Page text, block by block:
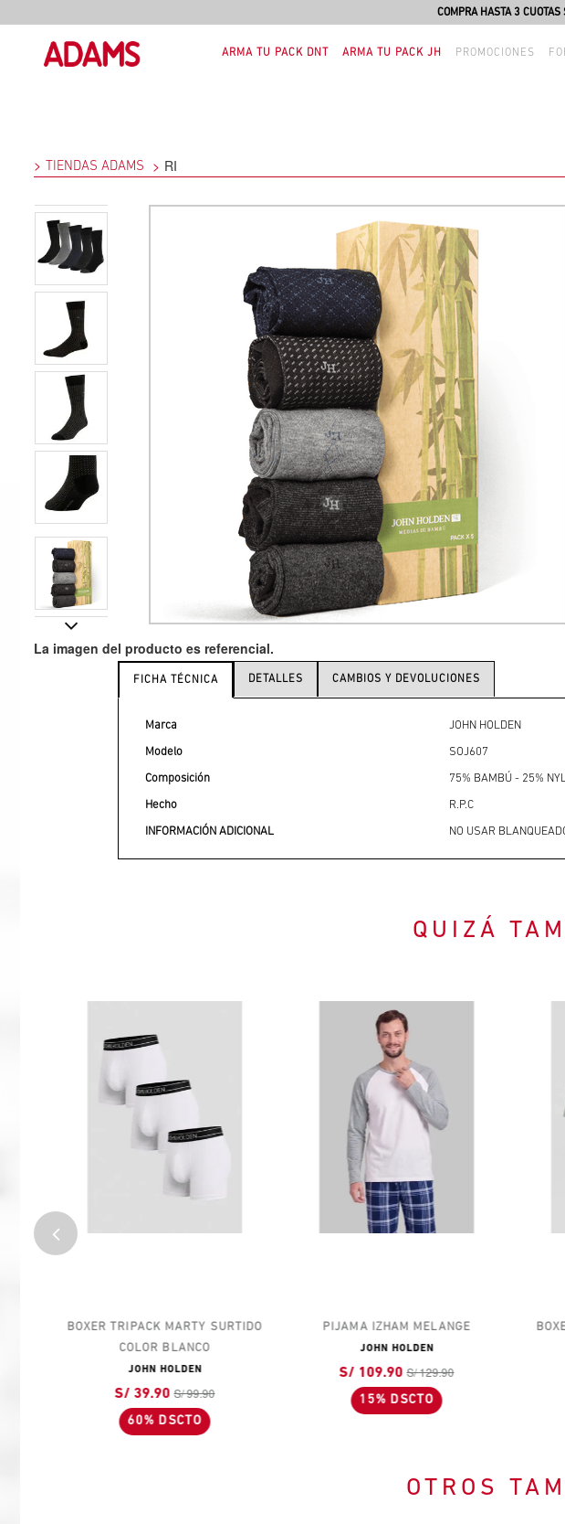
COMPRA HASTA 3
ARMA TU PACK DNT ARMA TU PACK JH PROMOCIONES
TIENDAS ADAMS RI
FICHA TÉCNICA DETALLES CAMBIOS Y DEVOLUCIONES
Marca JOHN HOLDEN
Modelo SOJ607
Composición 75% BAMBÚ - 25%
Hecho R.P.C
INFORMACIÓN ADICIONAL NO USAR
QUIZÁ
BOXER TRIPACK MARTY SURTIDO
COLOR BLANCO
JOHN HOLDEN
S/ 39.90 S/ 99.90
60% DSCTO
PIJAMA IZHAM MELANGE
JOHN HOLDEN
S/ 109.90 S/ 129.90
15% DSCTO
OTROS